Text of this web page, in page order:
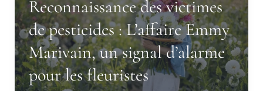
métier
de
fleuriste
:
Un
Reconnaissance des victimes
de pesticides : L’affaire Emmy
Marivain, un signal d’alarme
pour les fleuristes